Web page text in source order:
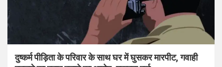
दुष्कर्म पीड़िता के परिवार के साथ घर में घुसकर मारपीट, गवाही